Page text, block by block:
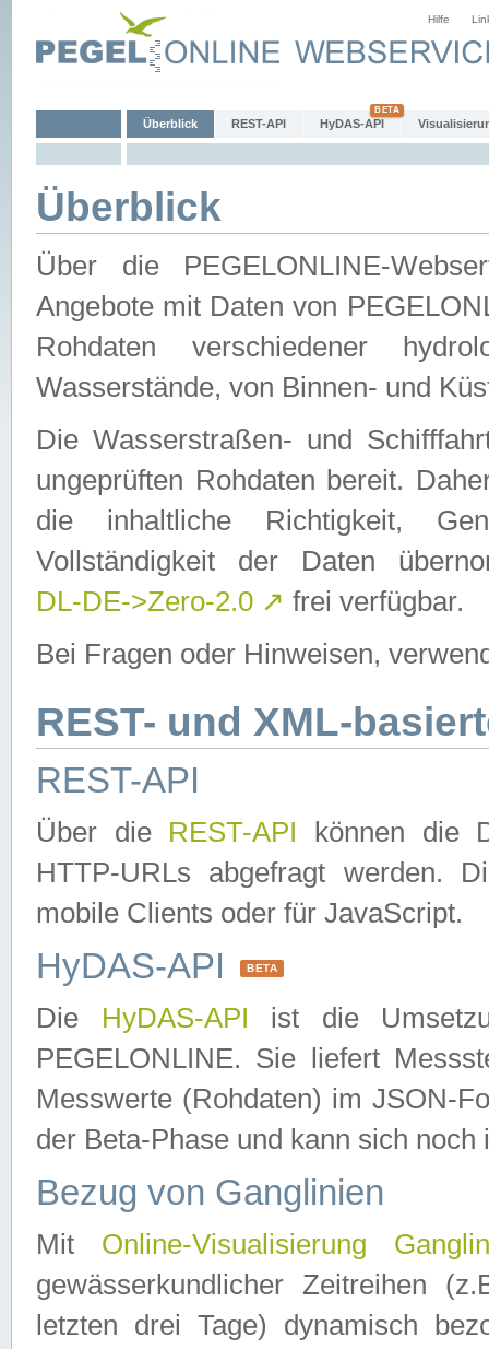
Hilfe
Überblick REST-API HyDAS-API
Überblick
Über die PEGELONLINE-
Angebote mit Daten von
Rohdaten verschiedener
Wasserstände, von Binnen- und
Die Wasserstraßen- und
ungeprüften Rohdaten bereit.
die inhaltliche Richtigkeit,
Vollständigkeit der Daten
DL-DE->Zero-2.0 ↗ frei verfügbar.
Bei Fragen oder Hinweisen,
REST- und XML-
REST-API
Über die REST-API können die
HTTP-URLs abgefragt werden.
mobile Clients oder für JavaScript.
HyDAS-API BETA
Die HyDAS-API ist die
PEGELONLINE. Sie liefert
Messwerte (Rohdaten) im JSON-
der Beta-Phase und kann sich noch
Bezug von Ganglinien
Mit Online-Visualisierung
gewässerkundlicher Zeitreihen
letzten drei Tage) dynamisch